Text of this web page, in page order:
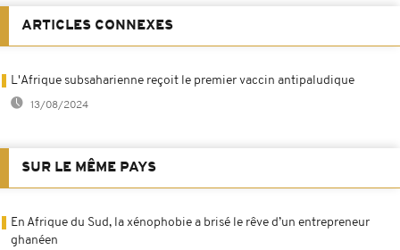
ARTICLES CONNEXES
L'Afrique subsaharienne reçoit le premier vaccin antipaludique
13/08/2024
SUR LE MÊME PAYS
En Afrique du Sud, la xénophobie a brisé le rêve d’un entrepreneur
ghanéen